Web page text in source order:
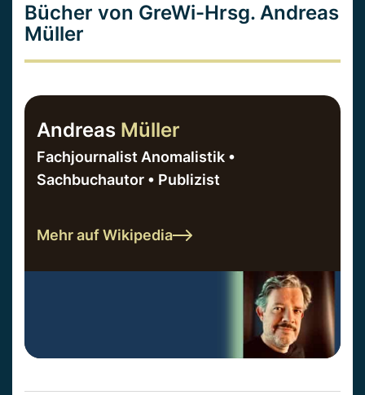
Bücher von GreWi-Hrsg. Andreas
Müller
Andreas Müller
Fachjournalist Anomalistik •
Sachbuchautor • Publizist
Mehr auf Wikipedia